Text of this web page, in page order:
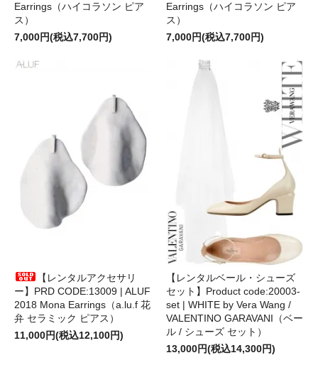
Earrings（ハイコラソン ピア
ス）
7,000円(税込7,700円)
Earrings（ハイコラソン ピア
ス）
7,000円(税込7,700円)
【レンタルアクセサリ
ー】PRD CODE:13009 | ALUF
2018 Mona Earrings（a.lu.f 花
弁 セラミック ピアス）
11,000円(税込12,100円)
【レンタルベール・シューズ
セット】Product code:20003-
set | WHITE by Vera Wang /
VALENTINO GARAVANI（ベー
ル / シューズ セット）
13,000円(税込14,300円)